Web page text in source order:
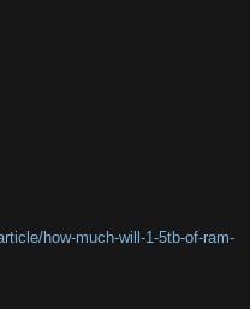
how-much-will-1-5tb-of-ram-